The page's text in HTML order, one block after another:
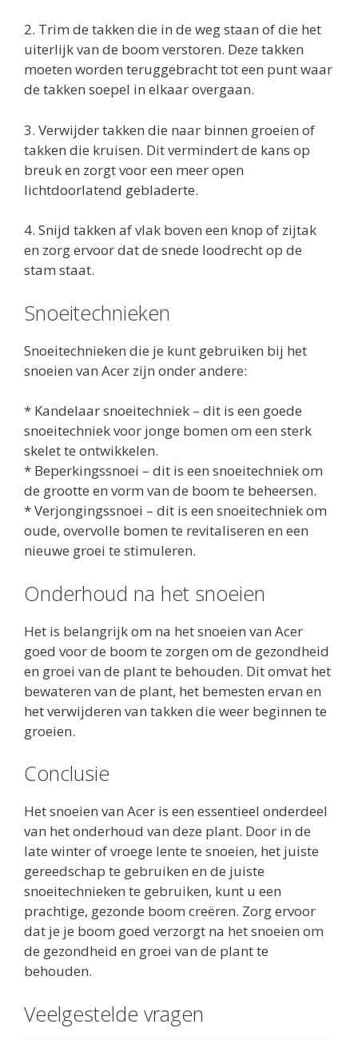
2. Trim de takken die in de weg staan of die het
uiterlijk van de boom verstoren. Deze takken
moeten worden teruggebracht tot een punt waar
de takken soepel in elkaar overgaan.
3. Verwijder takken die naar binnen groeien of
takken die kruisen. Dit vermindert de kans op
breuk en zorgt voor een meer open
lichtdoorlatend gebladerte.
4. Snijd takken af vlak boven een knop of zijtak
en zorg ervoor dat de snede loodrecht op de
stam staat.
Snoeitechnieken
Snoeitechnieken die je kunt gebruiken bij het
snoeien van Acer zijn onder andere:
* Kandelaar snoeitechniek – dit is een goede
snoeitechniek voor jonge bomen om een ​​sterk
skelet te ontwikkelen.
* Beperkingssnoei – dit is een snoeitechniek om
de grootte en vorm van de boom te beheersen.
* Verjongingssnoei – dit is een snoeitechniek om
oude, overvolle bomen te revitaliseren en een
nieuwe groei te stimuleren.
Onderhoud na het snoeien
Het is belangrijk om na het snoeien van Acer
goed voor de boom te zorgen om de gezondheid
en groei van de plant te behouden. Dit omvat het
bewateren van de plant, het bemesten ervan en
het verwijderen van takken die weer beginnen te
groeien.
Conclusie
Het snoeien van Acer is een essentieel onderdeel
van het onderhoud van deze plant. Door in de
late winter of vroege lente te snoeien, het juiste
gereedschap te gebruiken en de juiste
snoeitechnieken te gebruiken, kunt u een
prachtige, gezonde boom creëren. Zorg ervoor
dat je je boom goed verzorgt na het snoeien om
de gezondheid en groei van de plant te
behouden.
Veelgestelde vragen